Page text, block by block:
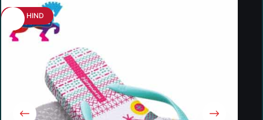
HEA HIND